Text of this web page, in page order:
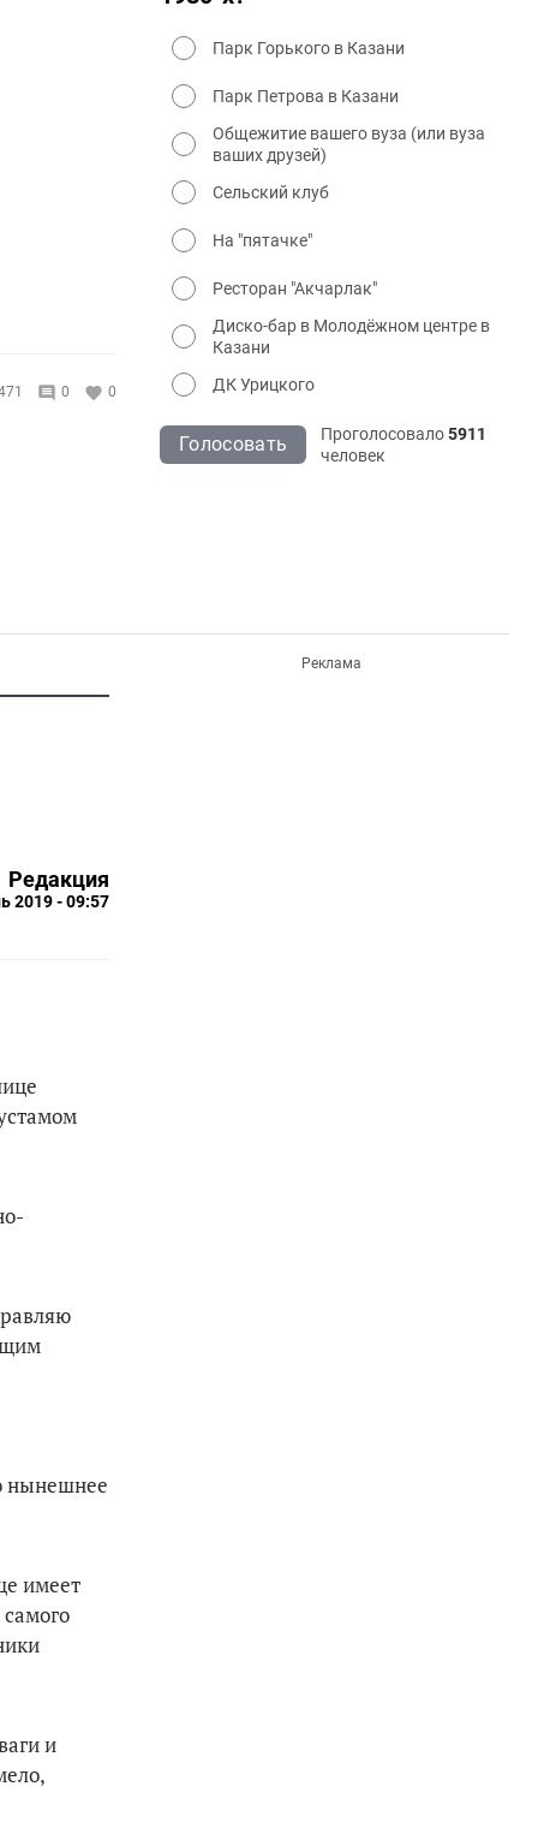
0 0
Парк Горького в Казани
Парк Петрова в Казани
Общежитие вашего вуза (или вуза
ваших друзей)
Сельский клуб
На "пятачке"
Ресторан "Акчарлак"
Диско-бар в Молодёжном центре в
Казани
ДК Урицкого
Голосовать Проголосовало5911
человек
Редакция
2019 - 09:57
нынешнее
имеет
и
Реклама